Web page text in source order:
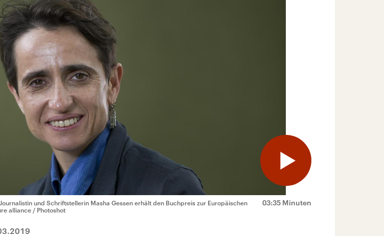
03:35 Minuten
und Schriftstellerin Masha Gessen erhält den Buchpreis zur Europäischen
alliance / Photoshot